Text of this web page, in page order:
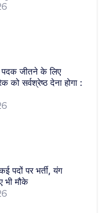
पदक जीतने के लिए
को सर्वश्रेष्ठ देना होगा :
पदों पर भर्ती, यंग
भी मौके